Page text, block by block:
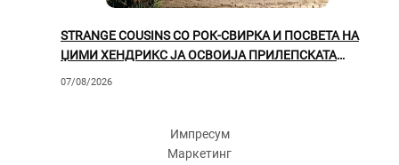
STRANGE COUSINS СО РОК-СВИРКА И ПОСВЕТА НА
ЏИМИ ХЕНДРИКС ЈА ОСВОИЈА ПРИЛЕПСКАТА
ПУБЛИКА
07/08/2026
Импресум
Маркетинг